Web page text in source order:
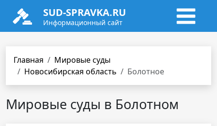
SUD-SPRAVKA.RU
Информационный сайт
Главная
Мировые суды
Новосибирская область
Болотное
Мировые суды в Болотном